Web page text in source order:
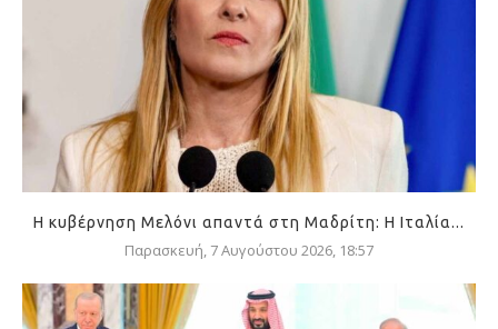
Η κυβέρνηση Μελόνι απαντά στη Μαδρίτη: Η Ιταλία...
Παρασκευή, 7 Αυγούστου 2026, 18:57